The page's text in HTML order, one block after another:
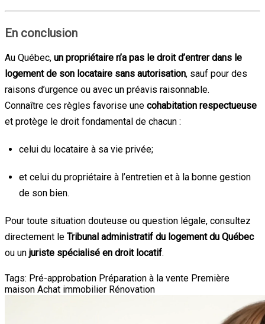
En conclusion
Au Québec, un propriétaire n’a pas le droit d’entrer dans le
logement de son locataire sans autorisation, sauf pour des
raisons d’urgence ou avec un préavis raisonnable.
Connaître ces règles favorise une cohabitation respectueuse
et protège le droit fondamental de chacun :
celui du locataire à sa vie privée;
et celui du propriétaire à l’entretien et à la bonne gestion
de son bien.
Pour toute situation douteuse ou question légale, consultez
directement le Tribunal administratif du logement du Québec
ou un juriste spécialisé en droit locatif.
Tags: Pré-approbation Préparation à la vente Première
maison Achat immobilier Rénovation